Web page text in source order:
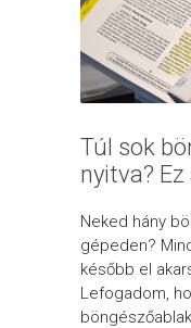
Túl sok
nyitva?
Neked hány
gépeden?
később el
Lefogadom,